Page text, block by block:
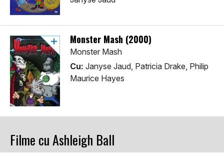
Monster Mash (2000)
Monster Mash
Cu: Janyse Jaud, Patricia Drake, Philip
Maurice Hayes
Filme cu Ashleigh Ball